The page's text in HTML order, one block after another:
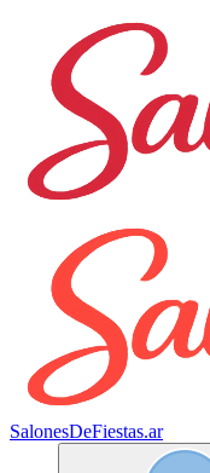
SalonesDeFiestas.ar